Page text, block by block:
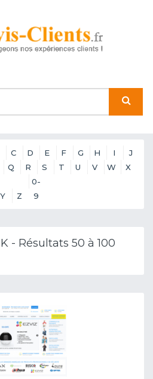
C D E F G H I
J
Q R S T U V W X
Y Z
0-
9
- Résultats 50 à 100